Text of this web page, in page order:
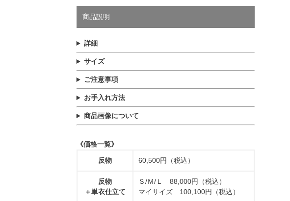
商品説明
詳細
サイズ
ご注意事項
お手入れ方法
商品画像について
《価格一覧》
反物 60,500円（税込）
反物
＋単衣仕立て
Ｓ/Ｍ/Ｌ 88,000円（税込）
マイサイズ 100,100円（税込）